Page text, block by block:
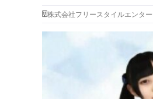
株式会社フリースタイルエンタ